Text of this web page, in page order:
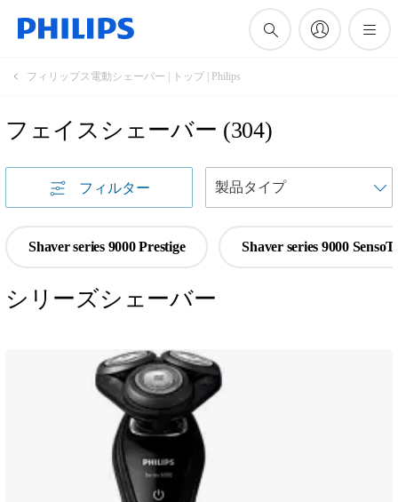
フィリップス電動シェーバー | トップ | Philips
フェイスシェーバー (304)
フィルター
Shaver series 9000 Prestige Shaver series 9000
シリーズシェーバー